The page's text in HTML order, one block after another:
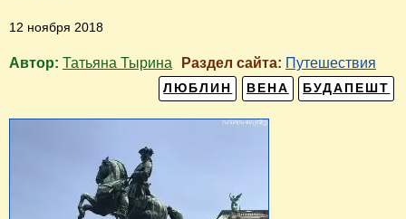
12 ноября 2018
Автор: Татьяна Тырина Раздел сайта: Путешествия
БУДАПЕШТ
ВЕНА
ЛЮБЛИН